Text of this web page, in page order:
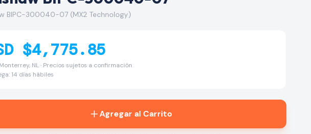
BIPC-300040-07 (MX2 Technology)
$4,775.85
NL · Precios sujetos a confirmación
14 días hábiles
Agregar al Carrito